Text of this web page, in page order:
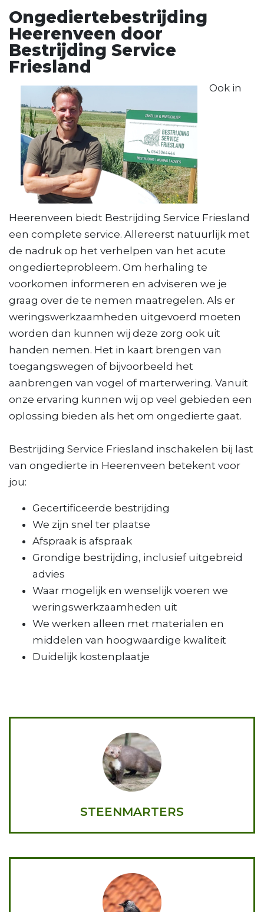
Ongediertebestrijding
Heerenveen door
Bestrijding Service
Friesland
Ook in
Heerenveen biedt Bestrijding Service Friesland
een complete service. Allereerst natuurlijk met
de nadruk op het verhelpen van het acute
ongedierteprobleem. Om herhaling te
voorkomen informeren en adviseren we je
graag over de te nemen maatregelen. Als er
weringswerkzaamheden uitgevoerd moeten
worden dan kunnen wij deze zorg ook uit
handen nemen. Het in kaart brengen van
toegangswegen of bijvoorbeeld het
aanbrengen van vogel of marterwering. Vanuit
onze ervaring kunnen wij op veel gebieden een
oplossing bieden als het om ongedierte gaat.
Bestrijding Service Friesland inschakelen bij last
van ongedierte in Heerenveen betekent voor
jou:
Gecertificeerde bestrijding
We zijn snel ter plaatse
Afspraak is afspraak
Grondige bestrijding, inclusief uitgebreid
advies
Waar mogelijk en wenselijk voeren we
weringswerkzaamheden uit
We werken alleen met materialen en
middelen van hoogwaardige kwaliteit
Duidelijk kostenplaatje
STEENMARTERS